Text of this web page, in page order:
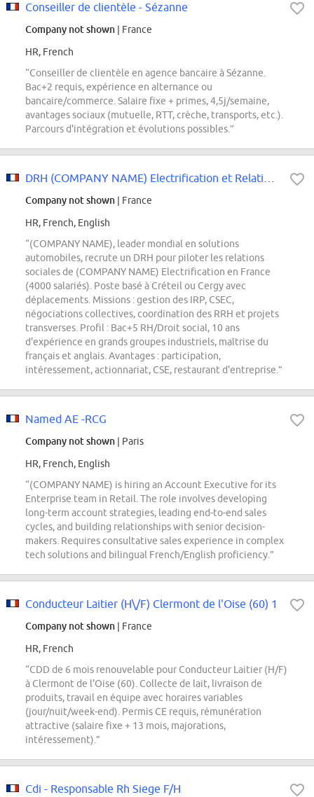
Conseiller de clientèle - Sézanne
Company not shown | France
HR, French
“Conseiller de clientèle en agence bancaire à Sézanne.
Bac+2 requis, expérience en alternance ou
bancaire/commerce. Salaire fixe + primes, 4,5j/semaine,
avantages sociaux (mutuelle, RTT, crèche, transports, etc.).
Parcours d'intégration et évolutions possibles.”
Company not shown | France
HR, French, English
“(COMPANY NAME), leader mondial en solutions
automobiles, recrute un DRH pour piloter les relations
sociales de (COMPANY NAME) Electrification en France
(4000 salariés). Poste basé à Créteil ou Cergy avec
déplacements. Missions : gestion des IRP, CSEC,
négociations collectives, coordination des RRH et projets
transverses. Profil : Bac+5 RH/Droit social, 10 ans
d'expérience en grands groupes industriels, maîtrise du
français et anglais. Avantages : participation,
intéressement, actionnariat, CSE, restaurant d'entreprise.”
Named AE -RCG
Company not shown | Paris
HR, French, English
“(COMPANY NAME) is hiring an Account Executive for its
Enterprise team in Retail. The role involves developing
long-term account strategies, leading end-to-end sales
cycles, and building relationships with senior decision-
makers. Requires consultative sales experience in complex
tech solutions and bilingual French/English proficiency.”
Conducteur Laitier (H\/F) Clermont de l'Oise (60) 1
Company not shown | France
HR, French
“CDD de 6 mois renouvelable pour Conducteur Laitier (H/F)
à Clermont de l'Oise (60). Collecte de lait, livraison de
produits, travail en équipe avec horaires variables
(jour/nuit/week-end). Permis CE requis, rémunération
attractive (salaire fixe + 13 mois, majorations,
intéressement).”
Cdi - Responsable Rh Siege F/H